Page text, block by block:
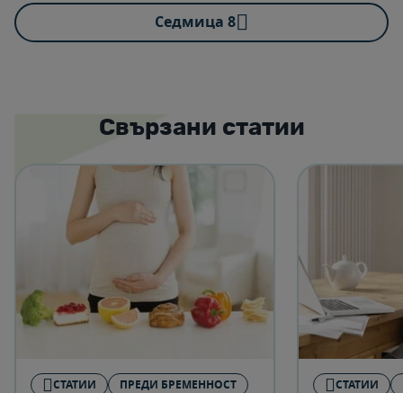
Cедмица 8
Свързани статии
СТАТИИ ПРЕДИ БРЕМЕННОСТ СТАТИИ